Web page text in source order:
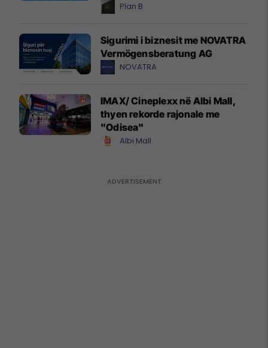
Plan B
Sigurimi i biznesit me NOVATRA
Vermögensberatung AG
NOVATRA
IMAX/ Cineplexx në Albi Mall,
thyen rekorde rajonale me
"Odisea"
Albi Mall